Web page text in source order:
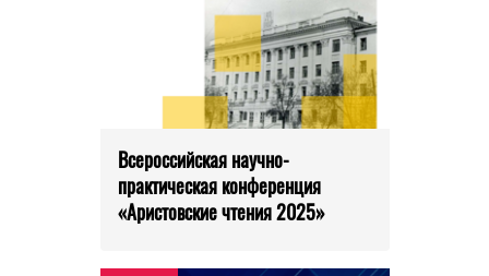
Всероссийская научно-
практическая конференция
«Аристовские чтения 2025»